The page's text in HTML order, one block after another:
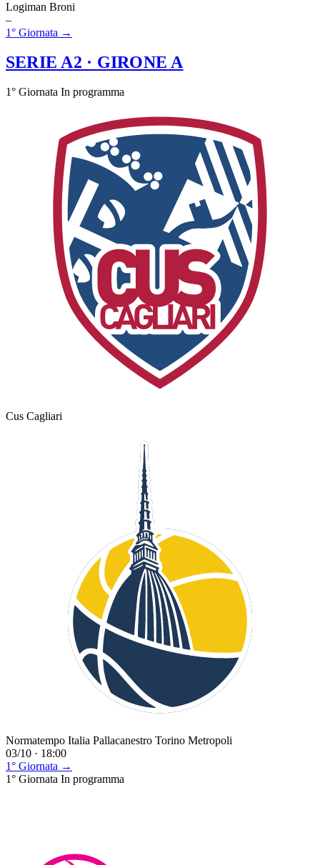
Logiman Broni
–
1° Giornata →
SERIE A2 · GIRONE A
1° Giornata In programma
Cus Cagliari
Normatempo Italia Pallacanestro Torino Metropoli
03/10 · 18:00
1° Giornata →
1° Giornata In programma